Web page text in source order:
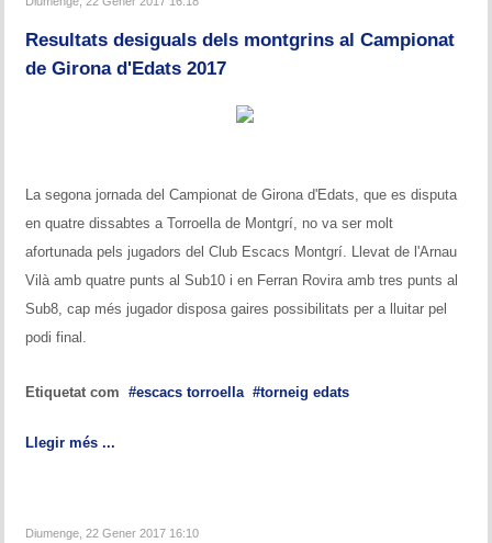
Obert Baix Ter IRT Sub 2200
Torneig d'Edats Montgrí
Torneig de Nadal
Historial del torneig de Nadal
Torneig Social
Historial del torneig social
Historial del torneig llampec
Resultats desiguals dels montgrins al Campionat
de Girona d'Edats 2017
La segona jornada del Campionat de Girona d'Edats, que es disputa
en quatre dissabtes a Torroella de Montgrí, no va ser molt
afortunada pels jugadors del Club Escacs Montgrí. Llevat de l'Arnau
Vilà amb quatre punts al Sub10 i en Ferran Rovira amb tres punts al
Sub8, cap més jugador disposa gaires possibilitats per a lluitar pel
podi final.
Etiquetat com escacs torroella torneig edats
Llegir més ...
Diumenge, 22 Gener 2017 16:10